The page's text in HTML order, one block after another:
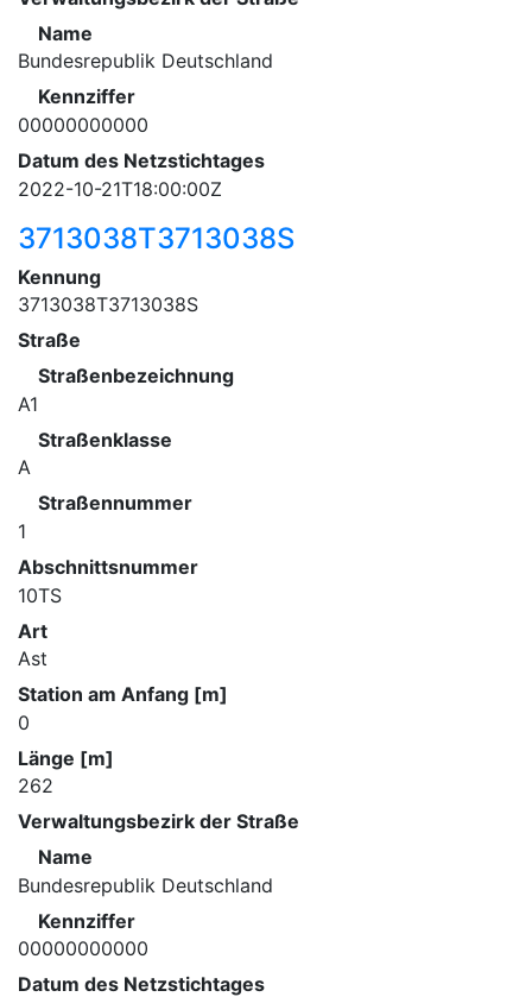
Name
Bundesrepublik Deutschland
Kennziffer
00000000000
Datum des Netzstichtages
2022-10-21T18:00:00Z
3713038T3713038S
Kennung
3713038T3713038S
Straße
Straßenbezeichnung
A1
Straßenklasse
A
Straßennummer
1
Abschnittsnummer
10TS
Art
Ast
Station am Anfang [m]
0
Länge [m]
262
Verwaltungsbezirk der Straße
Name
Bundesrepublik Deutschland
Kennziffer
00000000000
Datum des Netzstichtages